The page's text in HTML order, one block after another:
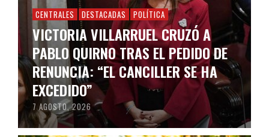
CENTRALES DESTACADAS POLÍTICA
VICTORIA VILLARRUEL CRUZÓ A
PABLO QUIRNO TRAS EL PEDIDO DE
RENUNCIA: “EL CANCILLER SE HA
EXCEDIDO”
7 AGOSTO, 2026